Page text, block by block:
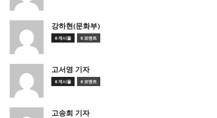
강하현(문화부)
0 게시물 0 코멘트
고서영 기자
0 게시물 0 코멘트
고송희 기자